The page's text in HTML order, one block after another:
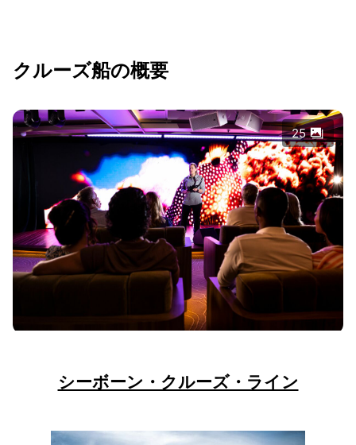
クルーズ船の概要
25
シーボーン・クルーズ・ライン